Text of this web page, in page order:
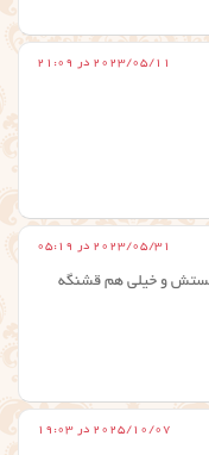
2023/05/11 در 21:09
2023/05/31 در 05:19
و خیلی هم قشنگه
2025/10/07 در 19:03